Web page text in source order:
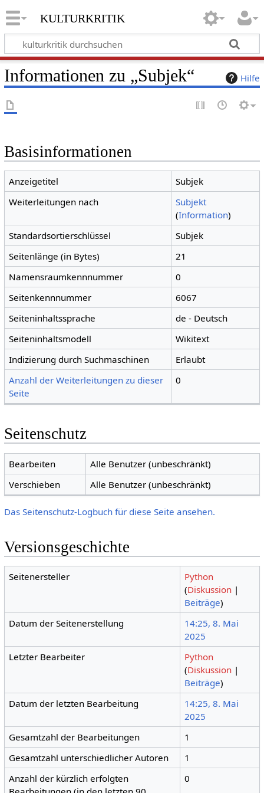
kulturkritik
Hilfe
Informationen zu „Subjek“
Basisinformationen
Anzeigetitel
Subjek
Weiterleitungen nach
Subjekt
(Information)
Standardsortierschlüssel
Subjek
Seitenlänge (in Bytes)
21
Namensraumkennnummer
0
Seitenkennnummer
6067
Seiteninhaltssprache
de - Deutsch
Seiteninhaltsmodell
Wikitext
Indizierung durch Suchmaschinen
Erlaubt
Anzahl der Weiterleitungen zu dieser
Seite
0
Seitenschutz
Bearbeiten
Alle Benutzer (unbeschränkt)
Verschieben
Alle Benutzer (unbeschränkt)
Das Seitenschutz-Logbuch für diese Seite ansehen.
Versionsgeschichte
Seitenersteller
Python
(Diskussion |
Beiträge)
Datum der Seitenerstellung
14:25, 8. Mai
2025
Letzter Bearbeiter
Python
(Diskussion |
Beiträge)
Datum der letzten Bearbeitung
14:25, 8. Mai
2025
Gesamtzahl der Bearbeitungen
1
Gesamtzahl unterschiedlicher Autoren
1
Anzahl der kürzlich erfolgten
0